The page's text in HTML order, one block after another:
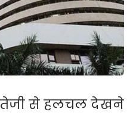
से हलचल देखने